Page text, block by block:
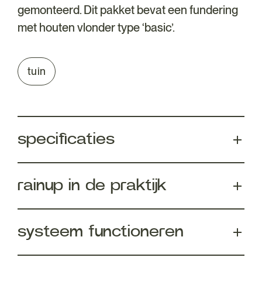
gemonteerd. Dit pakket bevat een fundering
met houten vlonder type ‘basic’.
tuin
specificaties
rainup in de praktijk
systeem functioneren